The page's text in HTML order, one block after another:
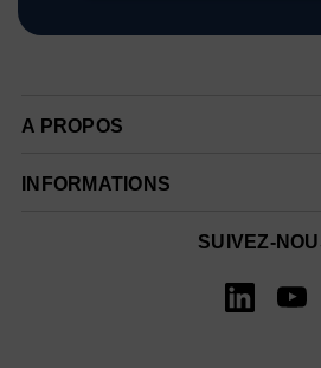
A PROPOS
INFORMATIONS
SUIVEZ-